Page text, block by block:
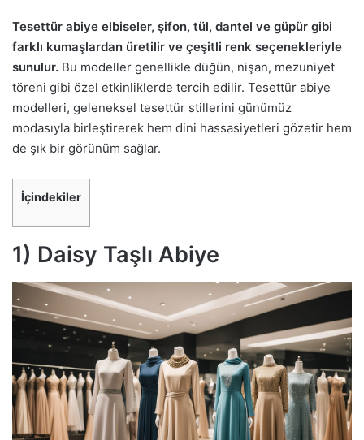
Tesettür abiye elbiseler, şifon, tül, dantel ve güpür gibi
farklı kumaşlardan üretilir ve çeşitli renk seçenekleriyle
sunulur. Bu modeller genellikle düğün, nişan, mezuniyet
töreni gibi özel etkinliklerde tercih edilir. Tesettür abiye
modelleri, geleneksel tesettür stillerini günümüz
modasıyla birleştirerek hem dini hassasiyetleri gözetir hem
de şık bir görünüm sağlar.
İçindekiler
1) Daisy Taşlı Abiye